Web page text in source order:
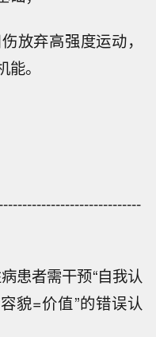
放弃高强度运动，
。
患者需干预“自我认
貌=价值”的错误认